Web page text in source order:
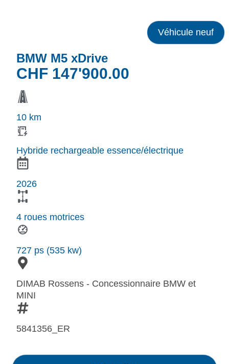
Véhicule neuf
BMW M5 xDrive
CHF 147'900.00
10 km
Hybride rechargeable essence/électrique
2026
4 roues motrices
727 ps (535 kw)
DIMAB Rossens - Concessionnaire BMW et
MINI
5841356_ER